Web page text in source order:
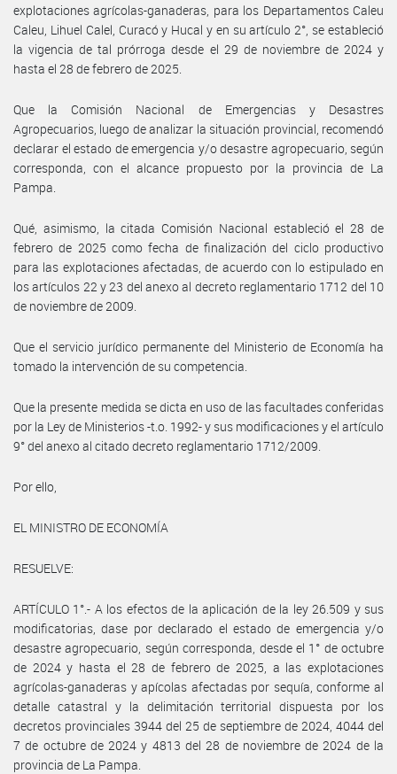
explotaciones agrícolas-ganaderas, para los Departamentos Caleu
Caleu, Lihuel Calel, Curacó y Hucal y en su artículo 2°, se estableció
la vigencia de tal prórroga desde el 29 de noviembre de 2024 y
hasta el 28 de febrero de 2025.
Que la Comisión Nacional de Emergencias y Desastres
Agropecuarios, luego de analizar la situación provincial, recomendó
declarar el estado de emergencia y/o desastre agropecuario, según
corresponda, con el alcance propuesto por la provincia de La
Pampa.
Qué, asimismo, la citada Comisión Nacional estableció el 28 de
febrero de 2025 como fecha de finalización del ciclo productivo
para las explotaciones afectadas, de acuerdo con lo estipulado en
los artículos 22 y 23 del anexo al decreto reglamentario 1712 del 10
de noviembre de 2009.
Que el servicio jurídico permanente del Ministerio de Economía ha
tomado la intervención de su competencia.
Que la presente medida se dicta en uso de las facultades conferidas
por la Ley de Ministerios -t.o. 1992- y sus modificaciones y el artículo
9° del anexo al citado decreto reglamentario 1712/2009.
Por ello,
EL MINISTRO DE ECONOMÍA
RESUELVE:
ARTÍCULO 1°.- A los efectos de la aplicación de la ley 26.509 y sus
modificatorias, dase por declarado el estado de emergencia y/o
desastre agropecuario, según corresponda, desde el 1° de octubre
de 2024 y hasta el 28 de febrero de 2025, a las explotaciones
agrícolas-ganaderas y apícolas afectadas por sequía, conforme al
detalle catastral y la delimitación territorial dispuesta por los
decretos provinciales 3944 del 25 de septiembre de 2024, 4044 del
7 de octubre de 2024 y 4813 del 28 de noviembre de 2024 de la
provincia de La Pampa.